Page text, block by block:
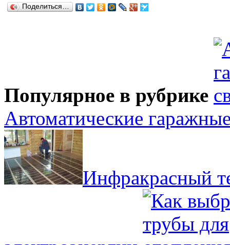
Поделиться…
Популярное в рубрике
Автоматические
Инфракрасный